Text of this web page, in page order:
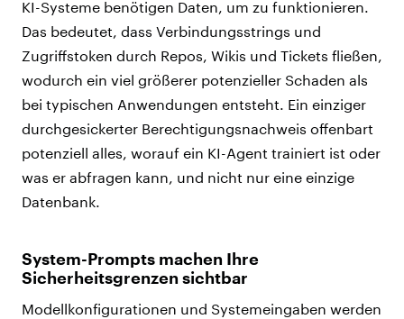
KI-Systeme benötigen Daten, um zu funktionieren.
Das bedeutet, dass Verbindungsstrings und
Zugriffstoken durch Repos, Wikis und Tickets fließen,
wodurch ein viel größerer potenzieller Schaden als
bei typischen Anwendungen entsteht. Ein einziger
durchgesickerter Berechtigungsnachweis offenbart
potenziell alles, worauf ein KI-Agent trainiert ist oder
was er abfragen kann, und nicht nur eine einzige
Datenbank.
System-Prompts machen Ihre
Sicherheitsgrenzen sichtbar
Modellkonfigurationen und Systemeingaben werden